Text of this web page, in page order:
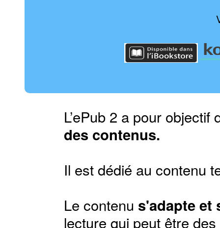
L’ePub 2 a pour
des contenus.
Il est dédié au contenu
Le contenu s'adapte et
lecture qui peut être